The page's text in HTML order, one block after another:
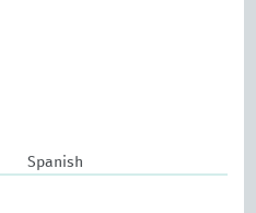
Spanish